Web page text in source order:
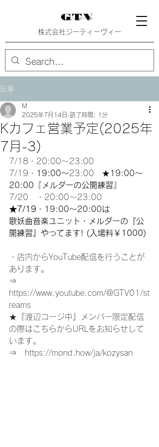
株式会社ジーティーヴィー
記事
Kカフェ営業予定(2025年
7月-3)
M
2025年7月14日 読了時間: 1分
7/18・20:00〜23:00
7/19・
19:00〜23:00 ★ 19:00〜
20:00 『 メルダーの公開練習
7/20
・20:00〜23:00
★7/19 ・19:00〜20:00は
歌妖曲音楽ユニット・メルダーの『公
開練習』やってます! (入場料￥1000)
・店内からYouTube配信を行うことが
あります。
⇒
https://www.youtube.com/@GTV01/st
reams
★『渡辺コージ中』メンバー限定配信
の際はこちらからURLをお知らせして
います。
⇒
https://mond.how/ja/kozysan